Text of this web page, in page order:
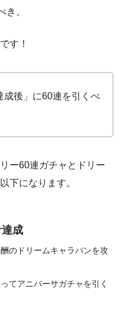
き。
す！
成後」に60連を引くべ
ー60連ガチャとドリー
下になります。
達成
のドリームキャラバンを攻
てアニバーサガチャを引く